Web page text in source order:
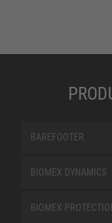
BAREFOOTER
BIOMEX DYNAMICS
BIOMEX